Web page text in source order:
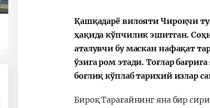
ташрифлари
Қарор ва ижро
Қашқадарё вилояти Чироқчи
ҳақида кўпчилик эшитган.
аталувчи бу маскан нафақат
ўзига ром этади. Тоғлар
боғлиқ кўплаб тарихий излар
Бироқ Тарағайнинг яна бир